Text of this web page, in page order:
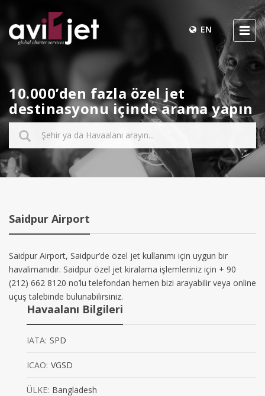
EN
10.000’den fazla özel jet
destinasyonu içinde arama yapın
Saidpur Airport
Saidpur Airport, Saidpur’de özel jet kullanımı için uygun bir
havalimanıdır. Saidpur özel jet kiralama işlemleriniz için + 90
(212) 662 8120 no’lu telefondan hemen bizi arayabilir veya online
uçuş talebinde bulunabilirsiniz.
Havaalanı Bilgileri
IATA: SPD
ICAO: VGSD
ÜLKE: Bangladesh